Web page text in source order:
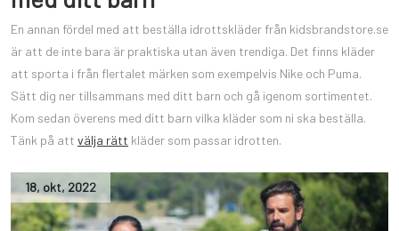
En annan fördel med att beställa idrottskläder från kidsbrandstore.se
är att de inte bara är praktiska utan även trendiga. Det finns kläder
att sporta i från flertalet märken som exempelvis Nike och Puma.
Sätt dig ner tillsammans med ditt barn och gå igenom sortimentet.
Kom sedan överens med ditt barn vilka kläder som ni ska beställa.
Tänk på att välja rätt kläder som passar idrotten.
18, okt, 2022